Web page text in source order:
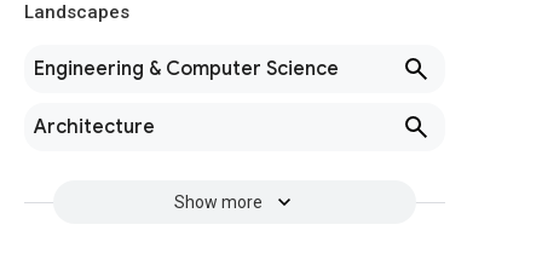
Landscapes
Engineering & Computer Science
Architecture
Show more